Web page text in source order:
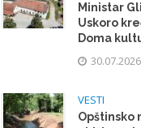
Ministar
Uskoro
Doma
VESTI
Opštinsko